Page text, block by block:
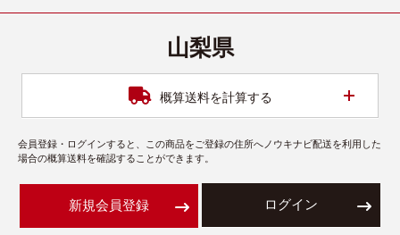
山梨県
概算送料を計算する
会員登録・ログインすると、この商品をご登録の住所へノウキナビ配送を利用した
場合の概算送料を確認することができます。
新規会員登録 ログイン